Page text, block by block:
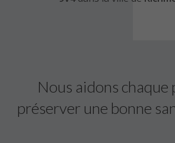
Nous aidons chaque
préserver une bonne